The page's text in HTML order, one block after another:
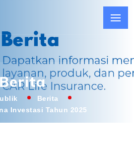
Berita
Berita
Investasi Tahun 2025